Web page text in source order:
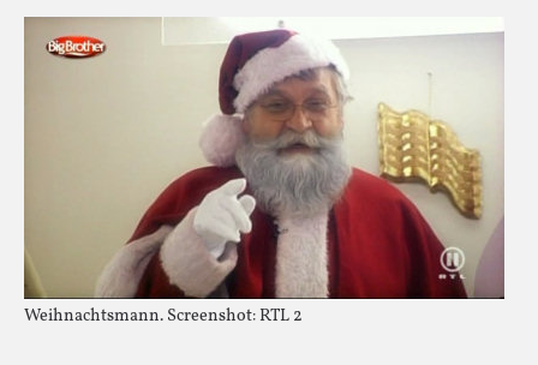
Weihnachtsmann. Screenshot: RTL 2